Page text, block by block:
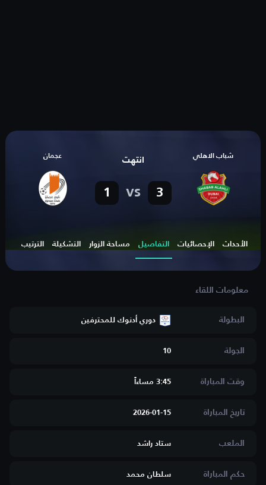
شباب الاهلي انتهت
3
vs
1
عجمان
الأحداث الإحصائيات التفاصيل مساحة الزوار التشكيلة الترتيب
البطولة دوري أدنوك للمحترفين
الجولة 10
وقت المباراة 3:45 مساءاََ
تاريخ المباراة 2026-01-15
الملعب ستاد راشد
حكم المباراة سلطان محمد